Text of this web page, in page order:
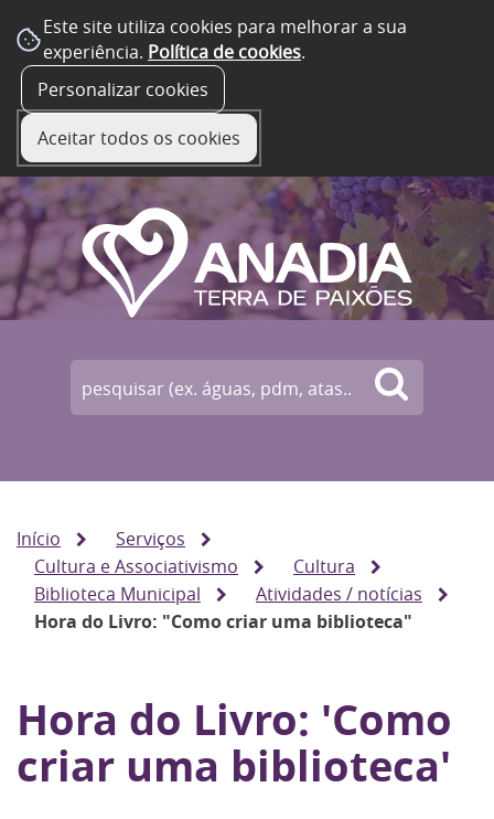
Este site utiliza cookies para melhorar a sua
experiência. Política de cookies.
Personalizar cookies
Aceitar todos os cookies
Início
Serviços
Cultura e Associativismo
Cultura
Biblioteca Municipal
Atividades / notícias
Hora do Livro: "Como criar uma biblioteca"
Hora do Livro: 'Como
criar uma biblioteca'